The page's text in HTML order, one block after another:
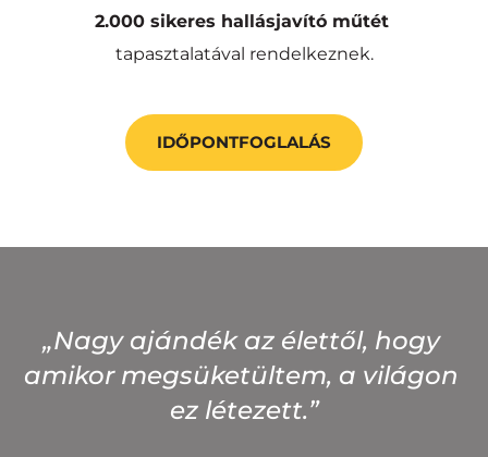
2.000 sikeres hallásjavító műtét
tapasztalatával rendelkeznek.
IDŐPONTFOGLALÁS
„Nagy ajándék az élettől, hogy
amikor megsüketültem, a világon
ez létezett.”